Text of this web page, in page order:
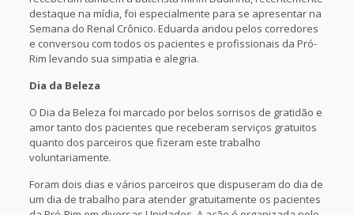
destaque na mídia, foi especialmente para se apresentar na
Semana do Renal Crônico. Eduarda andou pelos corredores
e conversou com todos os pacientes e profissionais da Pró-
Rim levando sua simpatia e alegria.
Dia da Beleza
O Dia da Beleza foi marcado por belos sorrisos de gratidão e
amor tanto dos pacientes que receberam serviços gratuitos
quanto dos parceiros que fizeram este trabalho
voluntariamente.
Foram dois dias e vários parceiros que dispuseram do dia de
um dia de trabalho para atender gratuitamente os pacientes